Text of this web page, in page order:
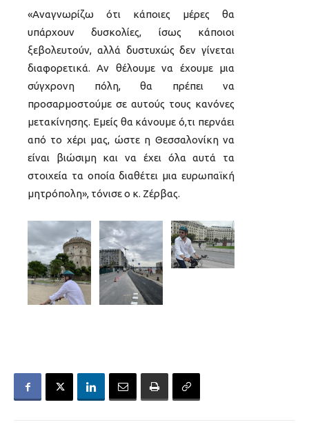
«Αναγνωρίζω ότι κάποιες μέρες θα
υπάρχουν δυσκολίες, ίσως κάποιοι
ξεβολευτούν, αλλά δυστυχώς δεν γίνεται
διαφορετικά. Αν θέλουμε να έχουμε μια
σύγχρονη πόλη, θα πρέπει να
προσαρμοστούμε σε αυτούς τους κανόνες
μετακίνησης. Εμείς θα κάνουμε ό,τι περνάει
από το χέρι μας, ώστε η Θεσσαλονίκη να
είναι βιώσιμη και να έχει όλα αυτά τα
στοιχεία τα οποία διαθέτει μια ευρωπαϊκή
μητρόπολη», τόνισε ο κ. Ζέρβας.